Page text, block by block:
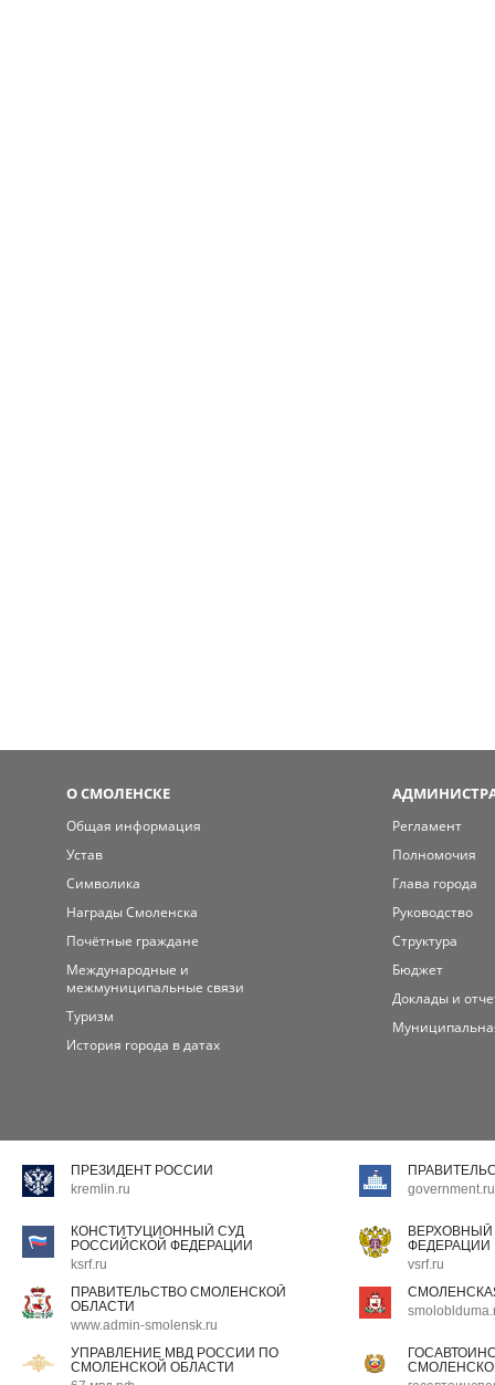
О СМОЛЕНСКЕ
Общая информация
Устав
Символика
Награды Смоленска
Почётные граждане
Международные и
межмуниципальные связи
Туризм
История города в датах
Регламент
Полномочия
Глава города
Руководство
Структура
Бюджет
Доклады и
ПРЕЗИДЕНТ РОССИИ
kremlin.ru
government.ru
КОНСТИТУЦИОННЫЙ СУД
РОССИЙСКОЙ ФЕДЕРАЦИИ
ksrf.ru
ФЕДЕРАЦИИ
vsrf.ru
ПРАВИТЕЛЬСТВО СМОЛЕНСКОЙ
ОБЛАСТИ
www.admin-smolensk.ru
УПРАВЛЕНИЕ МВД РОССИИ ПО
СМОЛЕНСКОЙ ОБЛАСТИ